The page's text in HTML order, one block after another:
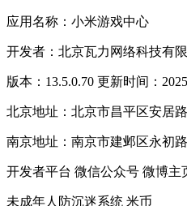
应用名称：小米游戏中心
开发者：北京瓦力网络科技有
版本：13.5.0.70 更新时间：
北京地址：北京市昌平区安居
南京地址：南京市建邺区永初
开发者平台 微信公众号 微博主
未成年人防沉迷系统 米币